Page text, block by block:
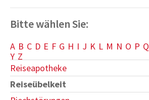
Bitte wählen Sie:
A B C D E F G H I J K L M N O P Q
Y Z
Reiseapotheke
Reiseübelkeit